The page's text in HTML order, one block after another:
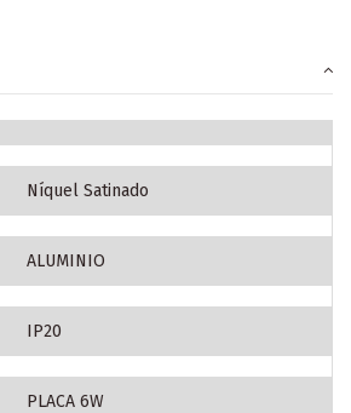
Níquel Satinado
ALUMINIO
IP20
PLACA 6W